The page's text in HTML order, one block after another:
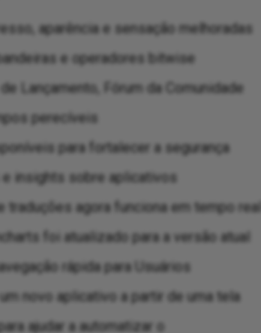
aparência e sensação melhoradas
e operadores bitwise
Lançamento, Fórum da Comunidade
perecíveis
para fortalecer a segurança
insights sobre aplicativos
traduções agora funciona em tempo real
foi atualizado para a versão atual
rápida para Usuários
novo aplicativo a partir de uma tela
ajudar a automatizar o